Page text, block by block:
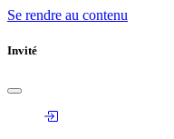
Se rendre au contenu
Invité